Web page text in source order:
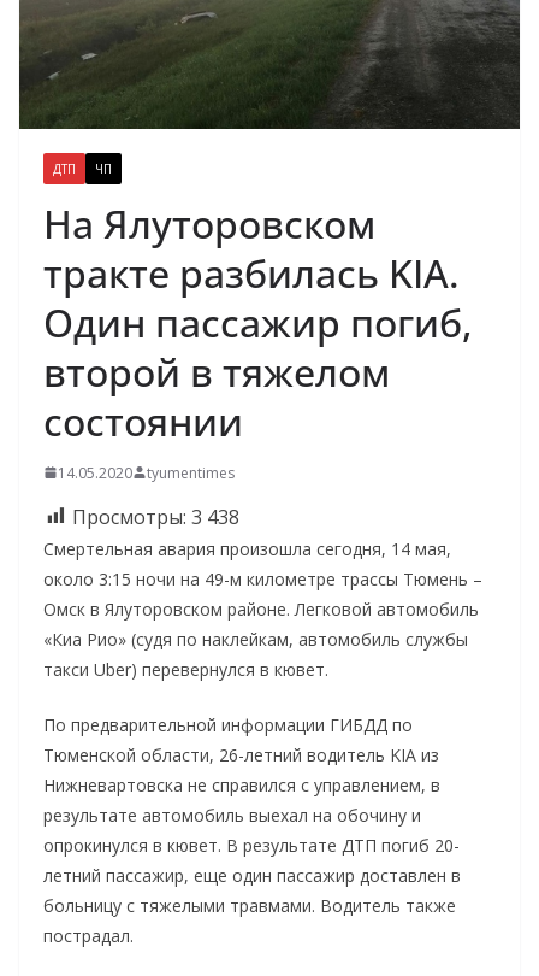
ДТП ЧП
На Ялуторовском
тракте разбилась KIA.
Один пассажир погиб,
второй в тяжелом
состоянии
14.05.2020 tyumentimes
Просмотры: 3 438
Смертельная авария произошла сегодня, 14 мая,
около 3:15 ночи на 49-м километре трассы Тюмень –
Омск в Ялуторовском районе. Легковой автомобиль
«Киа Рио» (судя по наклейкам, автомобиль службы
такси Uber) перевернулся в кювет.
По предварительной информации ГИБДД по
Тюменской области, 26-летний водитель KIA из
Нижневартовска не справился с управлением, в
результате автомобиль выехал на обочину и
опрокинулся в кювет. В результате ДТП погиб 20-
летний пассажир, еще один пассажир доставлен в
больницу с тяжелыми травмами. Водитель также
пострадал.